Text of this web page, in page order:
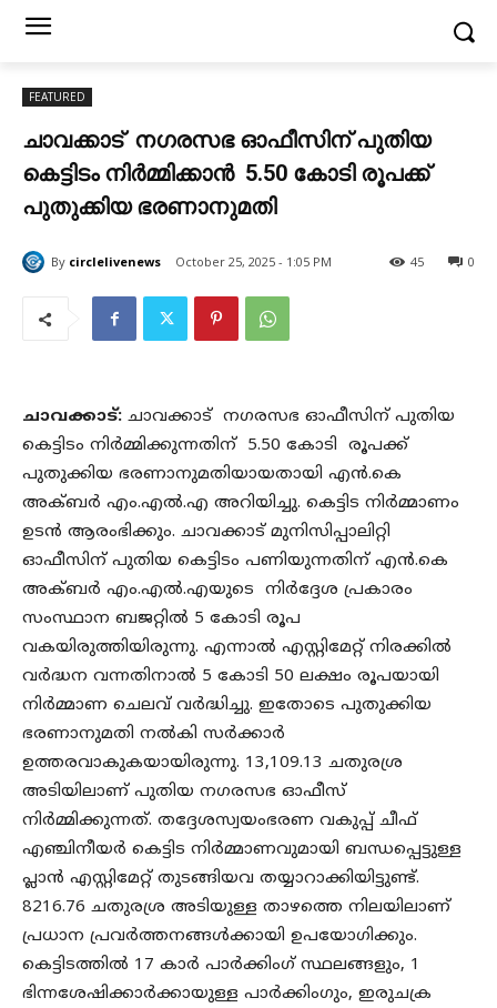
FEATURED
ചാവക്കാട് നഗരസഭ ഓഫീസിന് പുതിയ
കെട്ടിടം നിർമ്മിക്കാൻ 5.50 കോടി രൂപക്ക്
പുതുക്കിയ ഭരണാനുമതി
By circlelivenews October 25, 2025 - 1:05 PM 0
45
ചാവക്കാട്: ചാവക്കാട് നഗരസഭ ഓഫീസിന് പുതിയ
കെട്ടിടം നിര്‍മ്മിക്കുന്നതിന് 5.50 കോടി രൂപക്ക്
പുതുക്കിയ ഭരണാനുമതിയായതായി എൻ.കെ
അക്ബർ എം.എൽ.എ അറിയിച്ചു. കെട്ടിട നിര്‍മ്മാണം
ഉടന്‍ ആരംഭിക്കും. ചാവക്കാട് മുനിസിപ്പാലിറ്റി
ഓഫീസിന് പുതിയ കെട്ടിടം പണിയുന്നതിന് എന്‍.കെ
അക്ബർ എം.എൽ.എയുടെ നിര്‍ദ്ദേശ പ്രകാരം
സംസ്ഥാന ബജറ്റില്‍ 5 കോടി രൂപ
വകയിരുത്തിയിരുന്നു. എന്നാല്‍ എസ്റ്റിമേറ്റ് നിരക്കില്‍
വര്‍ദ്ധന വന്നതിനാല്‍ 5 കോടി 50 ലക്ഷം രൂപയായി
നിര്‍മ്മാണ ചെലവ് വര്‍ദ്ധിച്ചു. ഇതോടെ പുതുക്കിയ
ഭരണാനുമതി നല്‍കി സര്‍ക്കാര്‍
ഉത്തരവാകുകയായിരുന്നു. 13,109.13 ചതുരശ്ര
അടിയിലാണ് പുതിയ നഗരസഭ ഓഫീസ്
നിര്‍മ്മിക്കുന്നത്. തദ്ദേശസ്വയംഭരണ വകുപ്പ് ചീഫ്
എഞ്ചിനീയര്‍ കെട്ടിട നിര്‍മ്മാണവുമായി ബന്ധപ്പെട്ടുള്ള
പ്ലാന്‍ എസ്റ്റിമേറ്റ് തുടങ്ങിയവ തയ്യാറാക്കിയിട്ടുണ്ട്.
8216.76 ചതുരശ്ര അടിയുള്ള താഴത്തെ നിലയിലാണ്
പ്രധാന പ്രവർത്തനങ്ങൾക്കായി ഉപയോഗിക്കും.
കെട്ടിടത്തിൽ 17 കാർ പാർക്കിംഗ് സ്ഥലങ്ങളും, 1
ഭിന്നശേഷിക്കാർക്കായുള്ള പാർക്കിംഗും, ഇരുചക്ര